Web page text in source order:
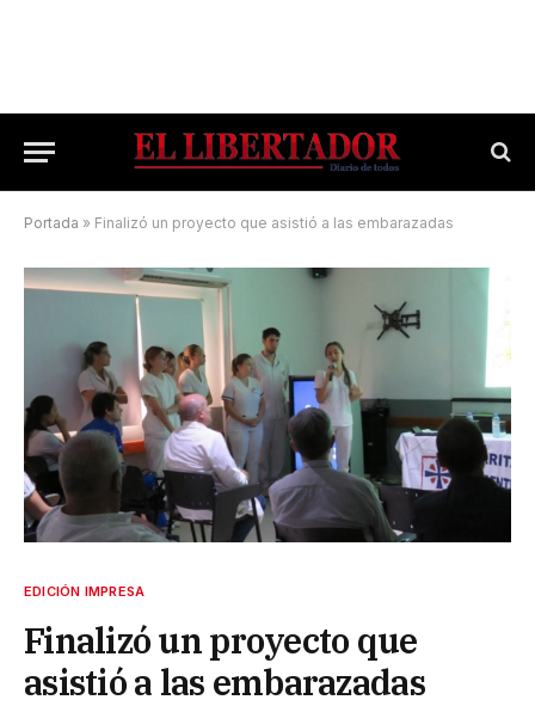
Portada » Finalizó un proyecto que asistió a las embarazadas
EDICIÓN IMPRESA
Finalizó un proyecto que
asistió a las embarazadas